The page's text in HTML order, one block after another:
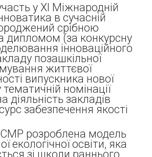
у ХІ Міжнародній
в сучасній
срібною
дипломом (за конкурсну
інноваційного
позашкільної
життєвої
випускника нової
тематичній номінації
діяльність закладів
забезпечення якості
розроблена модель
екологічної освіти, яка
зі школи раннього